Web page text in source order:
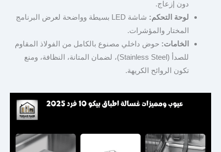
دون إزعاج.
لوحة التحكم:
شاشة LED بسيطة وواضحة لعرض البرنامج
المختار والمؤشرات.
الخامات: حوض داخلي مصنوع بالكامل من الفولاذ المقاوم
للصدأ (Stainless Steel)، لضمان المتانة، النظافة، ومنع
تكون الروائح الكريهة.